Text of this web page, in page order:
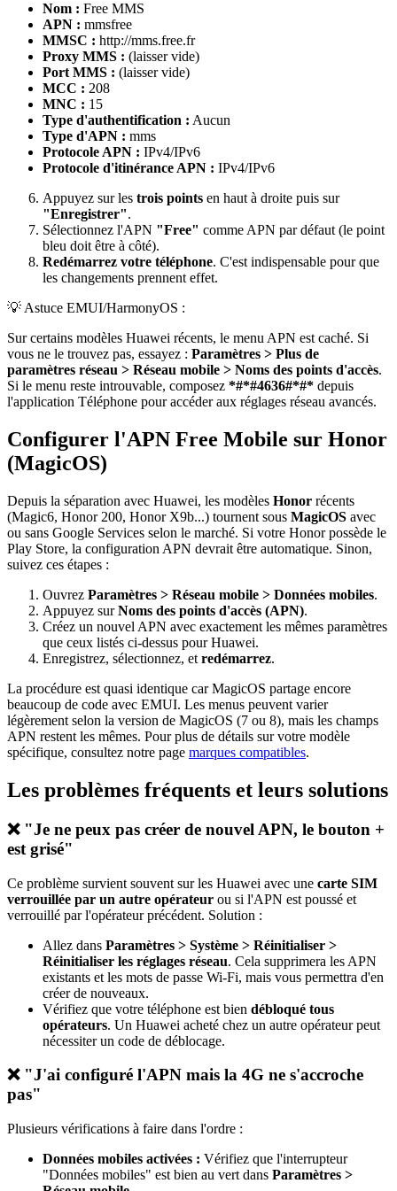
Nom : Free MMS
APN : mmsfree
MMSC : http://mms.free.fr
Proxy MMS : (laisser vide)
Port MMS : (laisser vide)
MCC : 208
MNC : 15
Type d'authentification : Aucun
Type d'APN : mms
Protocole APN : IPv4/IPv6
Protocole d'itinérance APN : IPv4/IPv6
Appuyez sur les trois points en haut à droite puis sur
"Enregistrer".
Sélectionnez l'APN "Free" comme APN par défaut (le point
bleu doit être à côté).
Redémarrez votre téléphone. C'est indispensable pour que
les changements prennent effet.
💡 Astuce EMUI/HarmonyOS :
Sur certains modèles Huawei récents, le menu APN est caché. Si
vous ne le trouvez pas, essayez : Paramètres > Plus de
paramètres réseau > Réseau mobile > Noms des points d'accès.
Si le menu reste introuvable, composez *#*#4636#*#* depuis
l'application Téléphone pour accéder aux réglages réseau avancés.
Configurer l'APN Free Mobile sur Honor
(MagicOS)
Depuis la séparation avec Huawei, les modèles Honor récents
(Magic6, Honor 200, Honor X9b...) tournent sous MagicOS avec
ou sans Google Services selon le marché. Si votre Honor possède le
Play Store, la configuration APN devrait être automatique. Sinon,
suivez ces étapes :
Ouvrez Paramètres > Réseau mobile > Données mobiles.
Appuyez surNoms des points d'accès (APN).
Créez un nouvel APN avec exactement les mêmes paramètres
que ceux listés ci-dessus pour Huawei.
Enregistrez, sélectionnez, et redémarrez.
La procédure est quasi identique car MagicOS partage encore
beaucoup de code avec EMUI. Les menus peuvent varier
légèrement selon la version de MagicOS (7 ou 8), mais les champs
APN restent les mêmes. Pour plus de détails sur votre modèle
spécifique, consultez notre page marques compatibles.
Les problèmes fréquents et leurs solutions
❌ "Je ne peux pas créer de nouvel APN, le bouton +
est grisé"
Ce problème survient souvent sur les Huawei avec une carte SIM
verrouillée par un autre opérateur ou si l'APN est poussé et
verrouillé par l'opérateur précédent. Solution :
Allez dans Paramètres > Système > Réinitialiser >
Réinitialiser les réglages réseau. Cela supprimera les APN
existants et les mots de passe Wi-Fi, mais vous permettra d'en
créer de nouveaux.
Vérifiez que votre téléphone est bien débloqué tous
opérateurs. Un Huawei acheté chez un autre opérateur peut
nécessiter un code de déblocage.
❌ "J'ai configuré l'APN mais la 4G ne s'accroche
pas"
Plusieurs vérifications à faire dans l'ordre :
Données mobiles activées : Vérifiez que l'interrupteur
"Données mobiles" est bien au vert dans Paramètres >